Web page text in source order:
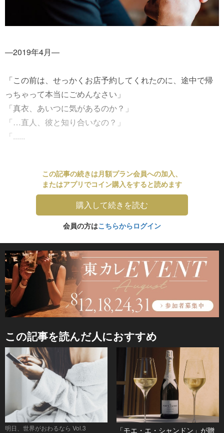
―2019年4月―
「この前は、せっかくお店予約してくれたのに、途中で帰
っちゃって本当にごめんなさい」
「真衣、あいつに気があるのか？」
「…直人、彼と知り合いなの？」
「......
この記事の続きは月額プラン会員への加入、
またはアプリでコイン購入をすると読めます
購入して続きを読む
会員の方はこちらからログイン
この記事を読んだ人におすすめ
明日、世界がおわるなら Vol.3 「モエ・エ・シャンドン」が贈